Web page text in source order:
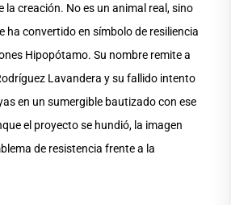
la creación. No es un animal real, sino
ha convertido en símbolo de resiliencia
Hipopótamo. Su nombre remite a
Lavandera y su fallido intento
en un sumergible bautizado con ese
el proyecto se hundió, la imagen
de resistencia frente a la